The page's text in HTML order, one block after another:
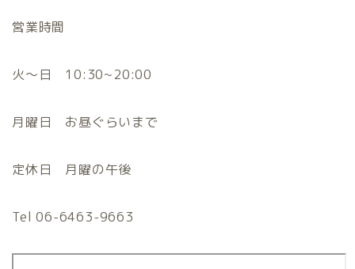
営業時間
火〜日 10:30~20:00
月曜日 お昼ぐらいまで
定休日 月曜の午後
Tel 06-6463-9663